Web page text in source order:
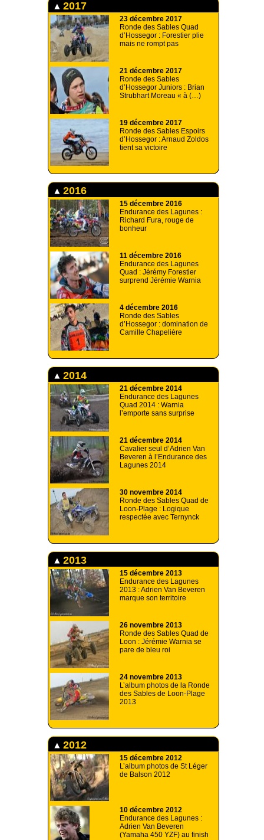
2017
23 décembre 2017
Ronde des Sables Quad
d’Hossegor : Forestier plie
mais ne rompt pas
21 décembre 2017
Ronde des Sables
d’Hossegor Juniors : Brian
Strubhart Moreau « à (…)
19 décembre 2017
Ronde des Sables Espoirs
d’Hossegor : Arnaud Zoldos
tient sa victoire
2016
15 décembre 2016
Endurance des Lagunes :
Richard Fura, rouge de
bonheur
11 décembre 2016
Endurance des Lagunes
Quad : Jérémy Forestier
surprend Jérémie Warnia
4 décembre 2016
Ronde des Sables
d’Hossegor : domination de
Camille Chapelière
2014
21 décembre 2014
Endurance des Lagunes
Quad 2014 : Warnia
l’emporte sans surprise
21 décembre 2014
Cavalier seul d’Adrien Van
Beveren à l’Endurance des
Lagunes 2014
30 novembre 2014
Ronde des Sables Quad de
Loon-Plage : Logique
respectée avec Ternynck
2013
15 décembre 2013
Endurance des Lagunes
2013 : Adrien Van Beveren
marque son territoire
26 novembre 2013
Ronde des Sables Quad de
Loon : Jérémie Warnia se
pare de bleu roi
24 novembre 2013
L’album photos de la Ronde
des Sables de Loon-Plage
2013
2012
15 décembre 2012
L’album photos de St Léger
de Balson 2012
10 décembre 2012
Endurance des Lagunes :
Adrien Van Beveren
(Yamaha 450 YZF) au finish